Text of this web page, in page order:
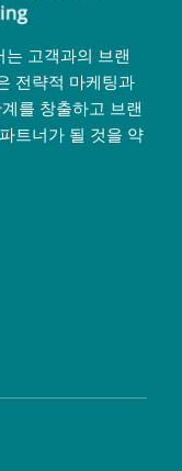
고객과의 브랜
전략적 마케팅과
를 창출하고 브랜
트너가 될 것을 약